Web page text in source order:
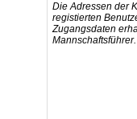
Die Adressen der
registierten
Zugangsdaten
Mannschaftsführer.